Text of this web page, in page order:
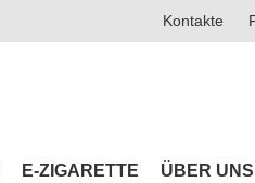
Kontakte
E-ZIGARETTE ÜBER UNS